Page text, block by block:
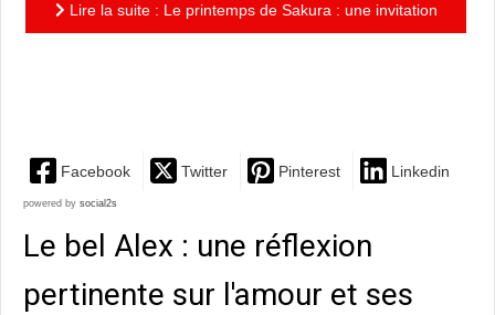
Lire la suite : Le printemps de Sakura : une invitation
Facebook Twitter Pinterest Linkedin
powered by social2s
Le bel Alex : une réflexion
pertinente sur l'amour et ses